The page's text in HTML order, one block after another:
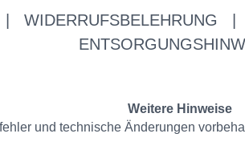
WIDERRUFSBELEHRUNG
Weitere Hinweise
und technische Änderungen